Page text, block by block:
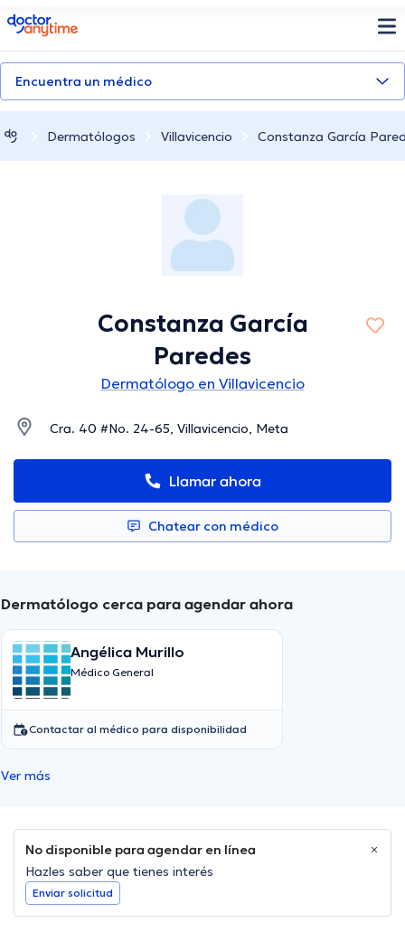
doctoranytime
Encuentra un médico
Dermatólogos Villavicencio Constanza García
Constanza García
Paredes
Dermatólogo en Villavicencio
Cra. 40 #No. 24-65, Villavicencio, Meta
Llamar ahora
Chatear con médico
Dermatólogo cerca para agendar ahora
Angélica Murillo
Médico General
Contactar al médico para disponibilidad
Ver más
No disponible para agendar en línea
Hazles saber que tienes interés
Enviar solicitud